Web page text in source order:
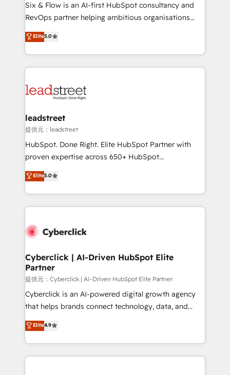
SaaS, Software Dev & IT and consulting, make the
the United States, EU, UAE, Mexico and Latin
America. From casual user to super fan: make
Six & Flow is an AI-first HubSpot consultancy and
RevOps partner helping ambitious organisations
grow with clarity, confidence, and intelligence.
Operating across the UK, Netherlands, Ireland, and
Canada, we’ve delivered thousands of successful
HubSpot projects for mid-market and enterprise
combine HubSpot, data, and AI to design connected
and technology for predictable, scalable revenue
growth. Our expertise spans RevOps, CRM and data
architecture, AI enablement, and strategic marketing,
delivered through our proprietary FLAIR framework
Partner and ISO 27001:2022 certified consultancy,
we blend strategy, creativity, and technology to help
Elite5.0
leadstreet
提供元：leadstreet
HubSpot. Done Right. Elite HubSpot Partner with
proven expertise across 650+ HubSpot
implementations. With 12+ years of HubSpot
experience, we help you use the HubSpot platform
to its fullest capacity, improve your current HubSpot
website, or build your new one.
Elite5.0
Cyberclick | AI-Driven HubSpot Elite
Partner
提供元：Cyberclick | AI-Driven HubSpot Elite Partner
Cyberclick is an AI-powered digital growth agency
that helps brands connect technology, data, and
creativity to achieve measurable results. Founded in
Barcelona and operating across Spain, LATAM, and
the UK, we support global companies in building
smarter marketing, sales, and customer success
Elite4.9